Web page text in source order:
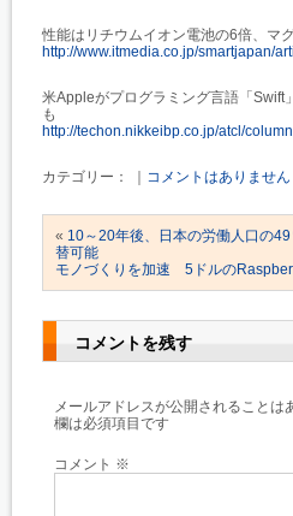
性能はリチウムイオン電池の6倍、マ
http://www.itmedia.co.jp/smartjapan/
米Appleがプログラミング言語「Swift
も
http://techon.nikkeibp.co.jp/atcl/
カテゴリー： ｜ コメントはありません
« 10～20年後、日本の労働人口の
替可能
モノづくりを加速 5ドルの
コメントを残す
メールアドレスが公開されることは
欄は必須項目です
コメント ※